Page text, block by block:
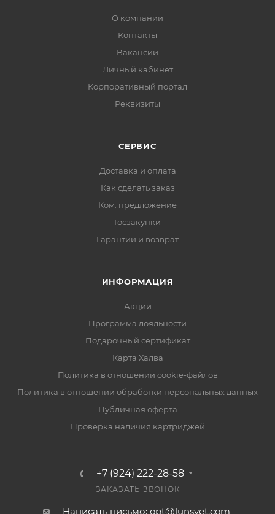
О компании
Контакты
Вакансии
Личный кабинет
Корпоративный портал
Реквизиты
СЕРВИС
Доставка и оплата
Как сделать заказ
Ком. предложение
Госзакупки
Гарантии и возврат
ИНФОРМАЦИЯ
Акции
Программа лояльности
Подарочный сертификат
Карта Халва
Политика в отношении cookie-файлов
Политика в отношении обработки персональных данных
Публичная оферта
Проверка наличия картриджей
+7 (924) 222-28-58
ЗАКАЗАТЬ ЗВОНОК
Написать письмо: opt@lunsvet.com